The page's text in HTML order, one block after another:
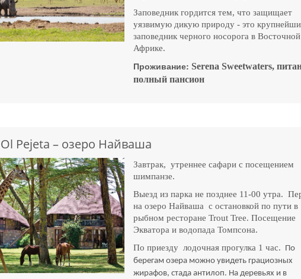
Заповедник гордится тем, что защищает
уязвимую дикую природу - это
заповедник черного носорога в Восточной
Африке.
Проживание: Serena Sweetwaters,
полный пансион
Pejeta – озеро Найваша
Завтрак, утреннее сафари с посещением
шимпанзе.
Выезд из парка не позднее 11-00 утра.
на озеро Найваша с остановкой по пути в
рыбном ресторане TroutTree. Посещение
Экватора и водопада Томпсона.
По приезду лодочная прогулка 1 час. По
берегам озера можно увидеть грациозных
жирафов, стада антилоп. На деревьях и в